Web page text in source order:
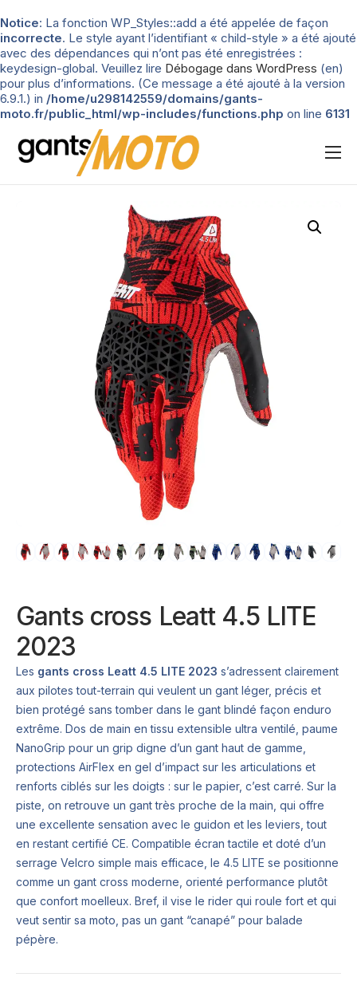
Notice: La fonction WP_Styles::add a été appelée de façon
incorrecte. Le style ayant l’identifiant « child-style » a été ajouté
avec des dépendances qui n’ont pas été enregistrées :
keydesign-global. Veuillez lire Débogage dans WordPress (en)
pour plus d’informations. (Ce message a été ajouté à la version
6.9.1.) in /home/u298142559/domains/gants-
moto.fr/public_html/wp-includes/functions.php on line 6131
Nos tests
Gants cross Leatt 4.5 LITE
2023
Les gants cross Leatt 4.5 LITE 2023 s’adressent clairement
aux pilotes tout-terrain qui veulent un gant léger, précis et
bien protégé sans tomber dans le gant blindé façon enduro
extrême. Dos de main en tissu extensible ultra ventilé, paume
NanoGrip pour un grip digne d’un gant haut de gamme,
protections AirFlex en gel d’impact sur les articulations et
renforts ciblés sur les doigts : sur le papier, c’est carré. Sur la
piste, on retrouve un gant très proche de la main, qui offre
une excellente sensation avec le guidon et les leviers, tout
en restant certifié CE. Compatible écran tactile et doté d’un
serrage Velcro simple mais efficace, le 4.5 LITE se positionne
comme un gant cross moderne, orienté performance plutôt
que confort moelleux. Bref, il vise le rider qui roule fort et qui
veut sentir sa moto, pas un gant “canapé” pour balade
pépère.